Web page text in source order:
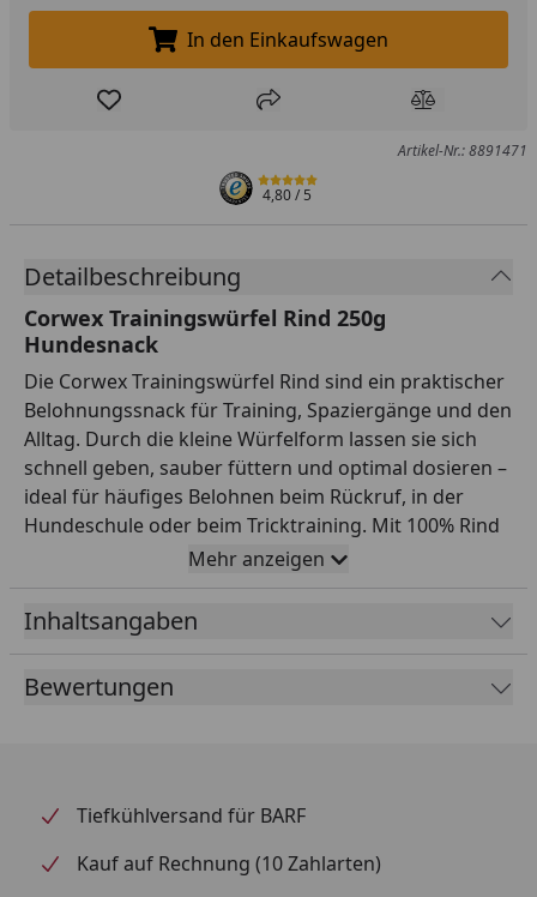
In den Einkaufswagen legen
In den Einkaufswagen
Produkt zur Wunschliste hinzufügen
Teilen Produkt
Artikel-Nr.: 8891471
4,80/ 5
Detailbeschreibung
Corwex Trainingswürfel Rind 250g
Hundesnack
Die Corwex Trainingswürfel Rind sind ein praktischer
Belohnungssnack für Training, Spaziergänge und den
Alltag. Durch die kleine Würfelform lassen sie sich
schnell geben, sauber füttern und optimal dosieren –
ideal für häufiges Belohnen beim Rückruf, in der
Hundeschule oder beim Tricktraining. Mit 100% Rind
im Fleischanteil bieten die Würfel einen herzhaften
Geschmack und eine hohe Akzeptanz bei vielen
Hunden. Die Rezeptur ist getreidefrei und fettarm
und passt damit gut in eine bewusste Fütterung.
ergänzt durch Kartoffelstärke (5,0%) für die Struktur.
einen schmackhaften, alltagstauglichen
Belohnungsroutine integrieren lässt.
Mehr anzeigen
Inhaltsangaben
Bewertungen
Tiefkühlversand für BARF
Kauf auf Rechnung (10 Zahlarten)